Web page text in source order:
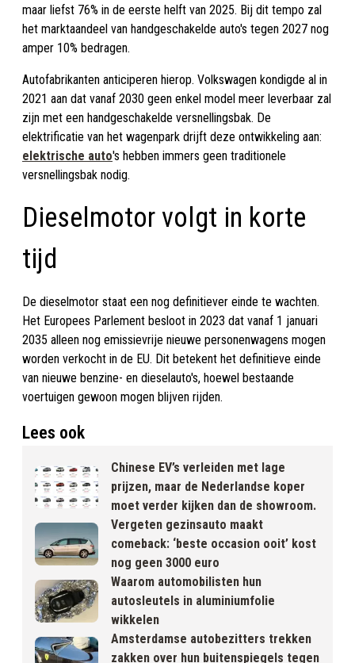
maar liefst 76% in de eerste helft van 2025. Bij dit tempo zal
het marktaandeel van handgeschakelde auto's tegen 2027 nog
amper 10% bedragen.
Autofabrikanten anticiperen hierop. Volkswagen kondigde al in
2021 aan dat vanaf 2030 geen enkel model meer leverbaar zal
zijn met een handgeschakelde versnellingsbak. De
elektrificatie van het wagenpark drijft deze ontwikkeling aan:
elektrische auto's hebben immers geen traditionele
versnellingsbak nodig.
Dieselmotor volgt in korte
tijd
De dieselmotor staat een nog definitiever einde te wachten.
Het Europees Parlement besloot in 2023 dat vanaf 1 januari
2035 alleen nog emissievrije nieuwe personenwagens mogen
worden verkocht in de EU. Dit betekent het definitieve einde
van nieuwe benzine- en dieselauto's, hoewel bestaande
voertuigen gewoon mogen blijven rijden.
Lees ook
Chinese EV’s verleiden met lage
prijzen, maar de Nederlandse koper
moet verder kijken dan de showroom.
Vergeten gezinsauto maakt
comeback: ‘beste occasion ooit’ kost
nog geen 3000 euro
Waarom automobilisten hun
autosleutels in aluminiumfolie
wikkelen
Amsterdamse autobezitters trekken
zakken over hun buitenspiegels tegen